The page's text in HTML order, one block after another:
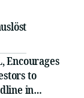
Encourages
to
in